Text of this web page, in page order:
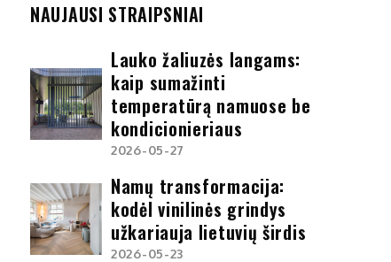
NAUJAUSI STRAIPSNIAI
Lauko žaliuzės langams:
kaip sumažinti
temperatūrą namuose be
kondicionieriaus
2026-05-27
Namų transformacija:
kodėl vinilinės grindys
užkariauja lietuvių širdis
2026-05-23